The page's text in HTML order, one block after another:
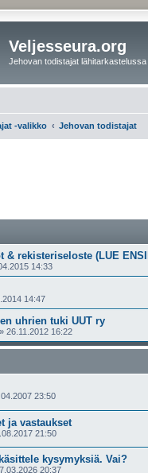
Veljesseura.org
Jehovan todistajat lähitarkastelussa
-valikko Jehovan todistajat
& rekisteriseloste (LUE
14:33
14:47
uhrien tuki UUT ry
» 26.11.2012 16:22
23:50
ja vastaukset
21:50
kysymyksiä. Vai?
20:37